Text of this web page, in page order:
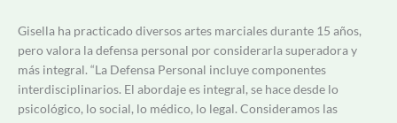
Gisella ha practicado diversos artes marciales durante 15 años,
pero valora la defensa personal por considerarla superadora y
más integral. “La Defensa Personal incluye componentes
interdisciplinarios. El abordaje es integral, se hace desde lo
psicológico, lo social, lo médico, lo legal. Consideramos las